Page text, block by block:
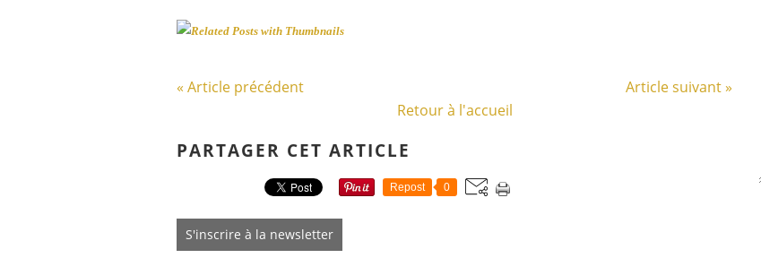
« Article précédent
Article suivant »
Retour à l'accueil
PARTAGER CET ARTICLE
Repost 0
S'inscrire à la newsletter